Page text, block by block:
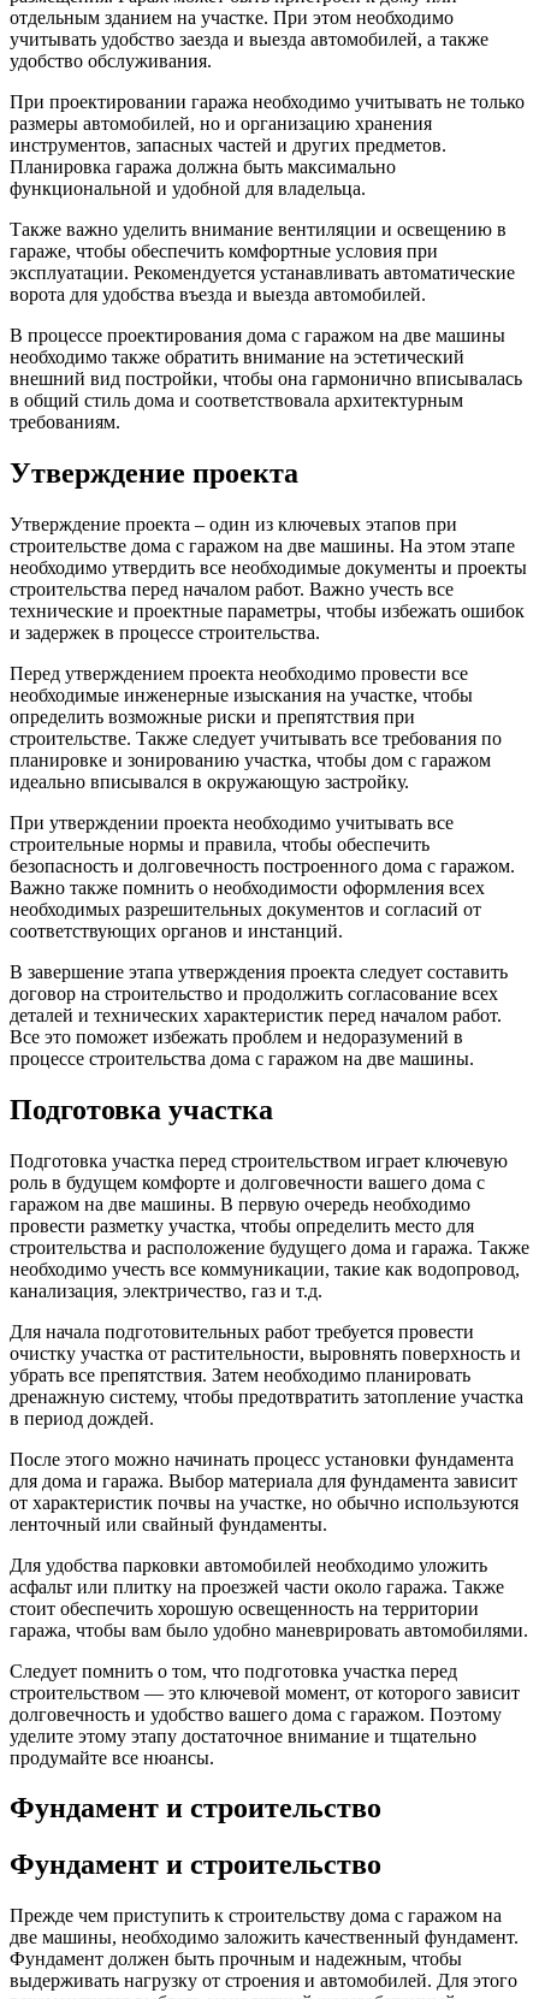
отдельным зданием на участке. При этом необходимо
учитывать удобство заезда и выезда автомобилей, а также
удобство обслуживания.
При проектировании гаража необходимо учитывать не только
размеры автомобилей, но и организацию хранения
инструментов, запасных частей и других предметов.
Планировка гаража должна быть максимально
функциональной и удобной для владельца.
Также важно уделить внимание вентиляции и освещению в
гараже, чтобы обеспечить комфортные условия при
эксплуатации. Рекомендуется устанавливать автоматические
ворота для удобства въезда и выезда автомобилей.
В процессе проектирования дома с гаражом на две машины
необходимо также обратить внимание на эстетический
внешний вид постройки, чтобы она гармонично вписывалась
в общий стиль дома и соответствовала архитектурным
требованиям.
Утверждение проекта
Утверждение проекта – один из ключевых этапов при
строительстве дома с гаражом на две машины. На этом этапе
необходимо утвердить все необходимые документы и проекты
строительства перед началом работ. Важно учесть все
технические и проектные параметры, чтобы избежать ошибок
и задержек в процессе строительства.
Перед утверждением проекта необходимо провести все
необходимые инженерные изыскания на участке, чтобы
определить возможные риски и препятствия при
строительстве. Также следует учитывать все требования по
планировке и зонированию участка, чтобы дом с гаражом
идеально вписывался в окружающую застройку.
При утверждении проекта необходимо учитывать все
строительные нормы и правила, чтобы обеспечить
безопасность и долговечность построенного дома с гаражом.
Важно также помнить о необходимости оформления всех
необходимых разрешительных документов и согласий от
соответствующих органов и инстанций.
В завершение этапа утверждения проекта следует составить
договор на строительство и продолжить согласование всех
деталей и технических характеристик перед началом работ.
Все это поможет избежать проблем и недоразумений в
процессе строительства дома с гаражом на две машины.
Подготовка участка
Подготовка участка перед строительством играет ключевую
роль в будущем комфорте и долговечности вашего дома с
гаражом на две машины. В первую очередь необходимо
провести разметку участка, чтобы определить место для
строительства и расположение будущего дома и гаража. Также
необходимо учесть все коммуникации, такие как водопровод,
канализация, электричество, газ и т.д.
Для начала подготовительных работ требуется провести
очистку участка от растительности, выровнять поверхность и
убрать все препятствия. Затем необходимо планировать
дренажную систему, чтобы предотвратить затопление участка
в период дождей.
После этого можно начинать процесс установки фундамента
для дома и гаража. Выбор материала для фундамента зависит
от характеристик почвы на участке, но обычно используются
ленточный или свайный фундаменты.
Для удобства парковки автомобилей необходимо уложить
асфальт или плитку на проезжей части около гаража. Также
стоит обеспечить хорошую освещенность на территории
гаража, чтобы вам было удобно маневрировать автомобилями.
Следует помнить о том, что подготовка участка перед
строительством — это ключевой момент, от которого зависит
долговечность и удобство вашего дома с гаражом. Поэтому
уделите этому этапу достаточное внимание и тщательно
продумайте все нюансы.
Фундамент и строительство
Фундамент и строительство
Прежде чем приступить к строительству дома с гаражом на
две машины, необходимо заложить качественный фундамент.
Фундамент должен быть прочным и надежным, чтобы
выдерживать нагрузку от строения и автомобилей. Для этого